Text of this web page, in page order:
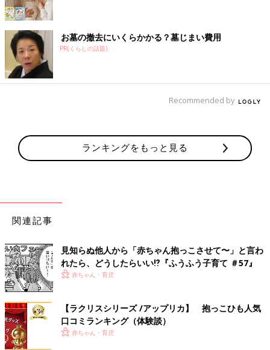
お墓の撤去にいくらかかる？墓じまい費用
PR(くらしの話題)
Recommended by
ランキングをもっと見る
関連記事
見知らぬ他人から「赤ちゃん抱っこさせて〜」と言わ
れたら、どうしたらいい⁉︎『ふうふう子育て ＃57』
赤ちゃん・育児
【ラクリスシリーズ /アップリカ】 抱っこひも人気
口コミランキング（体験談）
赤ちゃん・育児